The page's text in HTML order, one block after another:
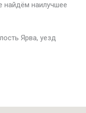
найдём наилучшее
Ярва, уезд